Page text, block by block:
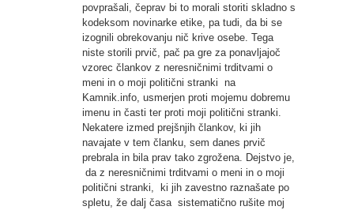
povprašali, čeprav bi to morali storiti skladno s
kodeksom novinarke etike, pa tudi, da bi se
izognili obrekovanju nič krive osebe. Tega
niste storili prvič, pač pa gre za ponavljajoč
vzorec člankov z neresničnimi trditvami o
meni in o moji politični stranki na
Kamnik.info, usmerjen proti mojemu dobremu
imenu in časti ter proti moji politični stranki.
Nekatere izmed prejšnjih člankov, ki jih
navajate v tem članku, sem danes prvič
prebrala in bila prav tako zgrožena. Dejstvo je,
da z neresničnimi trditvami o meni in o moji
politični stranki, ki jih zavestno raznašate po
spletu, že dalj časa sistematično rušite moj